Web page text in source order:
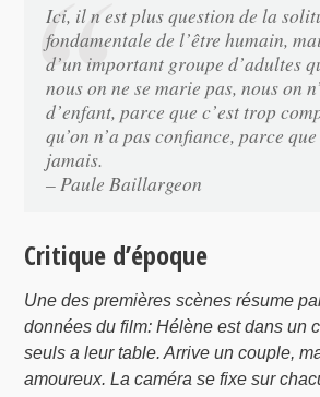
Ici, il n est plus question de la
fondamentale de l’être humain,
d’un important groupe d’adultes
nous on ne se marie pas, nous on
d’enfant, parce que c’est trop
qu’on n’a pas confiance, parce
jamais.
– Paule Baillargeon
Critique d’époque
Une des premières scènes résume
données du film: Hélène est dans un
seuls a leur table. Arrive un couple,
amoureux. La caméra se fixe sur